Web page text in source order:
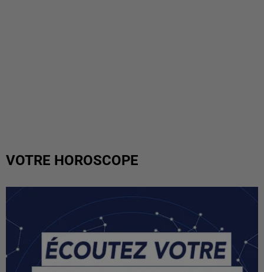
VOTRE HOROSCOPE